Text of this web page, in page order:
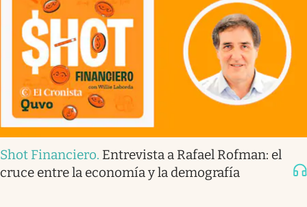
Shot Financiero. Entrevista a Rafael Rofman: el
cruce entre la economía y la demografía